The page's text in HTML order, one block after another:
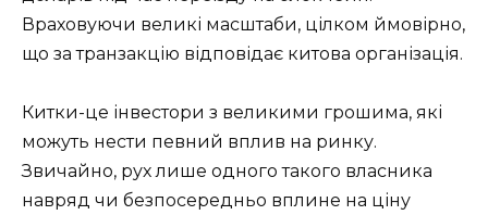
Враховуючи великі масштаби, цілком ймовірно,
що за транзакцію відповідає китова організація.
Китки-це інвестори з великими грошима, які
можуть нести певний вплив на ринку.
Звичайно, рух лише одного такого власника
навряд чи безпосередньо вплине на ціну